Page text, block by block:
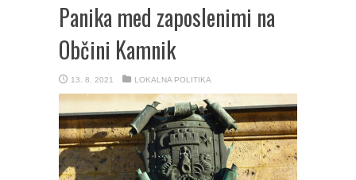
Panika med zaposlenimi na
Občini Kamnik
13. 8. 2021 LOKALNA POLITIKA